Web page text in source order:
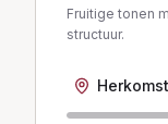
Fruitige tonen
structuur.
Herkomst